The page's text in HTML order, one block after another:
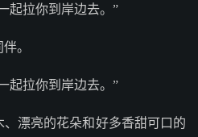
起拉你到岸边去。”
。
起拉你到岸边去。”
漂亮的花朵和好多香甜可口的